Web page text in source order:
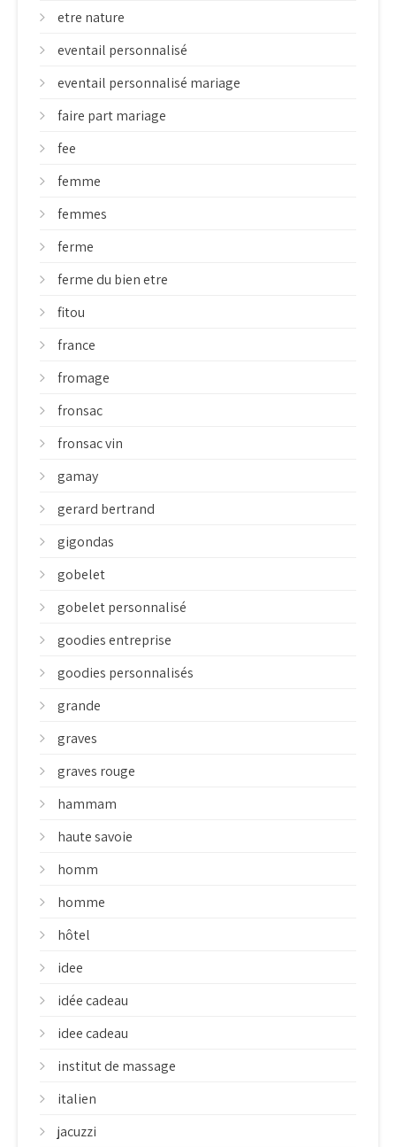
etre nature
eventail personnalisé
eventail personnalisé mariage
faire part mariage
fee
femme
femmes
ferme
ferme du bien etre
fitou
france
fromage
fronsac
fronsac vin
gamay
gerard bertrand
gigondas
gobelet
gobelet personnalisé
goodies entreprise
goodies personnalisés
grande
graves
graves rouge
hammam
haute savoie
homm
homme
hôtel
idee
idée cadeau
idee cadeau
institut de massage
italien
jacuzzi